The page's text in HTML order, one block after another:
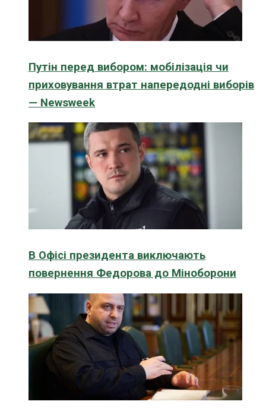
Путін перед вибором: мобілізація чи
приховування втрат напередодні виборів
— Newsweek
В Офісі президента виключають
повернення Федорова до Міноборони